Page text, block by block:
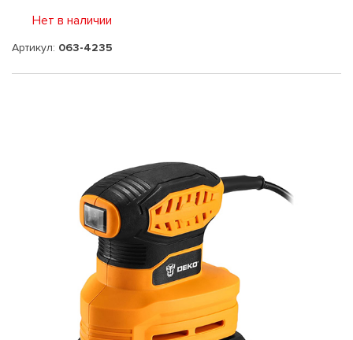
Нет в наличии
Артикул: 063-4235